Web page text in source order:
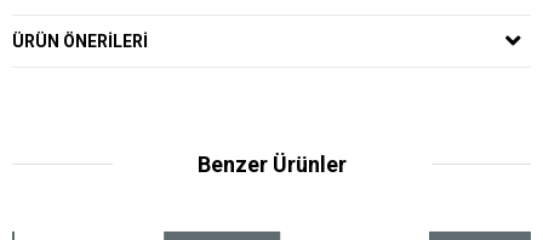
ÜRÜN ÖNERILERI
Benzer Ürünler